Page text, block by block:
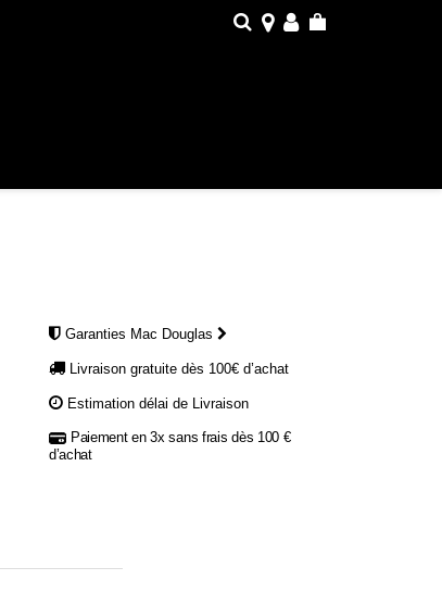
Garanties Mac Douglas
Livraison gratuite dès 100€ d’achat
Estimation délai de Livraison
Paiement en 3x sans frais dès 100 €
d’achat